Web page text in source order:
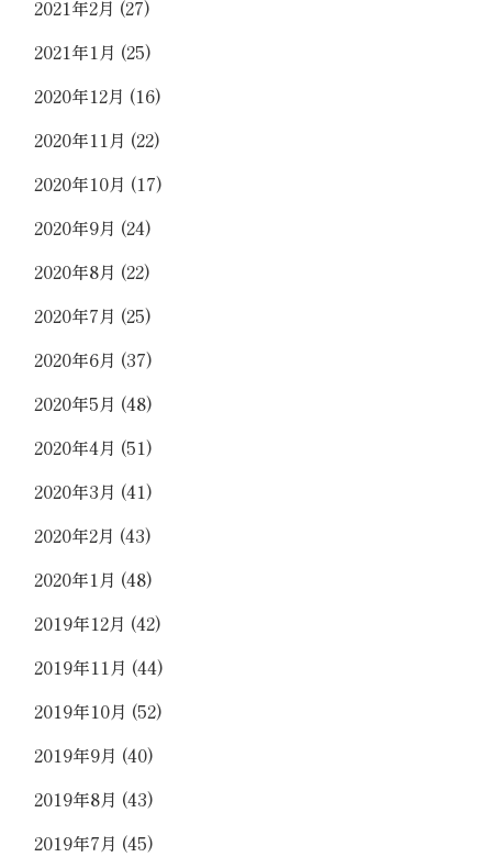
2021年2月 (27)
2021年1月 (25)
2020年12月 (16)
2020年11月 (22)
2020年10月 (17)
2020年9月 (24)
2020年8月 (22)
2020年7月 (25)
2020年6月 (37)
2020年5月 (48)
2020年4月 (51)
2020年3月 (41)
2020年2月 (43)
2020年1月 (48)
2019年12月 (42)
2019年11月 (44)
2019年10月 (52)
2019年9月 (40)
2019年8月 (43)
2019年7月 (45)